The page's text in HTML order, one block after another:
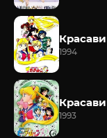
1994
1993